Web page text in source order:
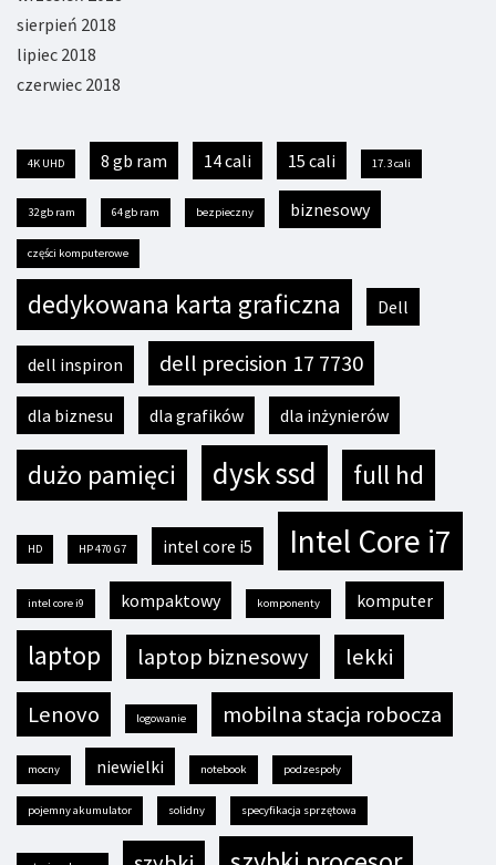
sierpień 2018
lipiec 2018
czerwiec 2018
4K UHD 8 gb ram 14 cali 15 cali 17.3 cali
32 gb ram 64 gb ram bezpieczny biznesowy
części komputerowe
dedykowana karta graficzna Dell
dell inspiron dell precision 17 7730
dla biznesu dla grafików dla inżynierów
dużo pamięci dysk ssd full hd
HD HP 470 G7 intel core i5 Intel Core i7
intel core i9 kompaktowy komponenty komputer
laptop laptop biznesowy
lekki
Lenovo
logowanie mobilna stacja robocza
mocny niewielki notebook podzespoły
pojemny akumulator solidny specyfikacja sprzętowa